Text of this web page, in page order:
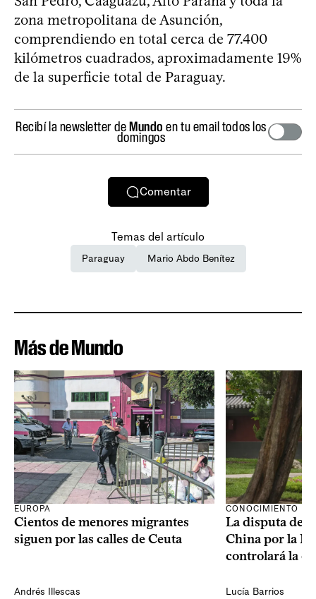
zona metropolitana de Asunción,
comprendiendo en total cerca de 77.400
kilómetros cuadrados, aproximadamente 19%
de la superficie total de Paraguay.
Recibí la newsletter deMundo en tu email todos los
domingos
Comentar
Temas del artículo
Paraguay Mario Abdo Benítez
Más de Mundo
EUROPA
Cientos de menores migrantes
siguen por las calles de Ceuta
Andrés Illescas
CONOCIMIENTO
La disputa de
China por la
controlará la
Lucía Barrios